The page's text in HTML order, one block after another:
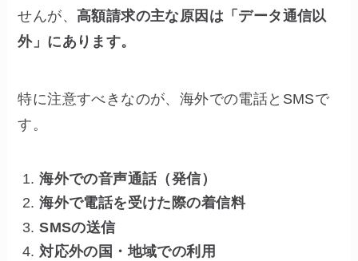
せんが、高額請求の主な原因は「データ通信以
外」にあります。
特に注意すべきなのが、海外での電話とSMSで
す。
海外での音声通話（発信）
海外で電話を受けた際の着信料
SMSの送信
対応外の国・地域での利用